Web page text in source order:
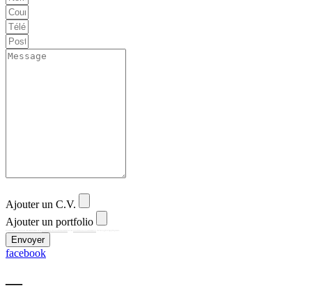
Ajouter un C.V.
Ajouter un portfolio
Envoyer
facebook
—